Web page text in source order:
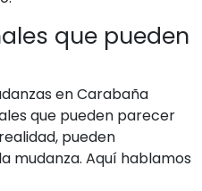
que pueden
en Carabaña
que pueden parecer
pueden
mudanza. Aquí hablamos